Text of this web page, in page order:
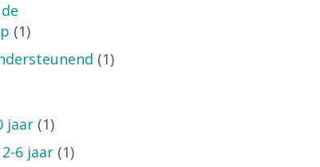
(1)
(1)
jaar (1)
6 jaar (1)